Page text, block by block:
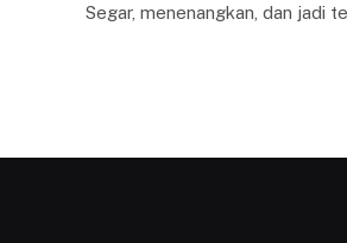
Segar, menenangkan, dan jadi